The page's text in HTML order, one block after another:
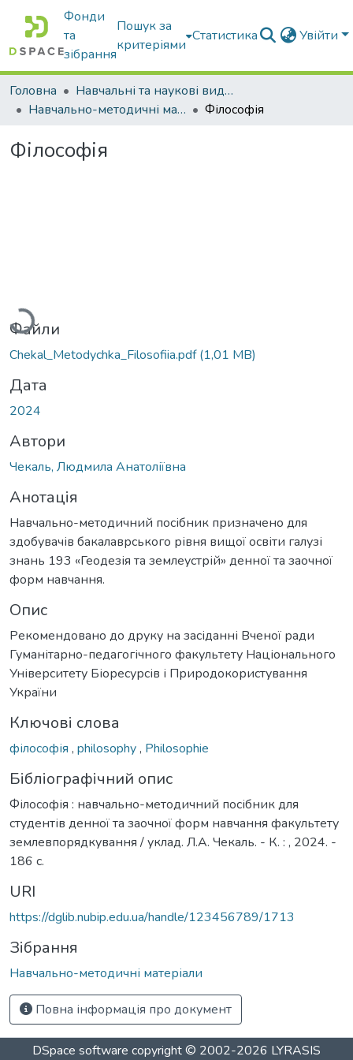
Фонди
та
зібрання
Пошук за
критеріями
Статистика Увійти
Головна
Навчальні та наукові видання
Навчально-методичні матеріали
Філософія
Філософія
Файли
Chekal_Metodychka_Filosofiia.pdf(1,01 MB)
Дата
2024
Автори
Чекаль, Людмила Анатоліївна
Анотація
Навчально-методичний посібник призначено для
здобувачів бакалаврського рівня вищої освіти галузі
знань 193 «Геодезія та землеустрій» денної та заочної
форм навчання.
Опис
Рекомендовано до друку на засіданні Вченої ради
Гуманітарно-педагогічного факультету Національного
Університету Біоресурсів і Природокористування
України
Ключові слова
філософія , philosophy, Philosophie
Бібліографічний опис
Філософія : навчально-методичний посібник для
студентів денної та заочної форм навчання факультету
землевпорядкування / уклад. Л.А. Чекаль. - К. : , 2024. -
186 с.
URI
https://dglib.nubip.edu.ua/handle/123456789/1713
Зібрання
Навчально-методичні матеріали
Повна інформація про документ
DSpace software copyright © 2002-2026 LYRASIS